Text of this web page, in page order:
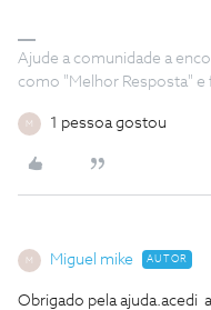
Ajude a comunidade a
como "Melhor Resposta"
M 1 pessoa gostou
M Miguel mike AUTOR
Obrigado pela ajuda.acedi